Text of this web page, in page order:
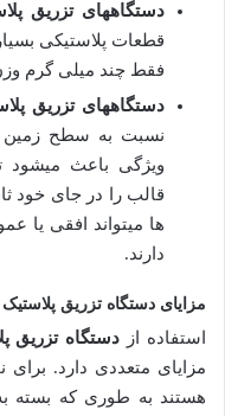
دستگاه­های تزریق
قطعات پلاستیکی
فقط چند میلی گرم
دستگاه­های تزریق
نسبت به سطح زمین
ویژگی باعث می­شود
قالب را در جای خود
ها می­تواند افقی یا
دارند.
مزایای دستگاه تزریق پلاستیک
استفاده از دستگاه تزریق
مزایای متعددی دارد. برای
هستند به طوری که بسته